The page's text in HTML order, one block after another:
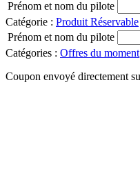
Prénom et nom du pilote
Catégorie : Produit Réservable
Prénom et nom du pilote
Catégories : Offres du moment
Coupon envoyé directement